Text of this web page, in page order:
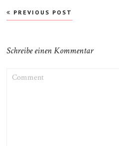
Beitragsnavigation
PREVIOUS POST
Schreibe einen Kommentar